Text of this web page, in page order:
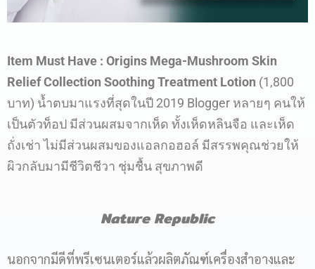
Item Must Have : Origins Mega-Mushroom Skin
Relief Collection Soothing Treatment Lotion (1,800
บาท) น้ำตบมาแรงที่สุดในปี 2019 Blogger หลายๆ คนให้
เป็นตัวท็อป มีส่วนผสมจากเห็ด ทั้งเห็ดหลินจือ และเห็ด
ถั่งเช่า ไม่มีส่วนผสมของแอลกอฮอล์ มีสรรพคุณช่วยให้
ผิวกลับมามีชีวิตชีวา ชุ่มชื้น สุขภาพดี
Nature Republic
นอกจากมีดีที่พรีเซนเตอร์แล้วผลิตภัณฑ์เครื่องสำอางและ